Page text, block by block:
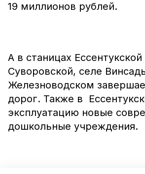
19 миллионов рублей.
А в станицах Ессентукской
Суворовской, селе
Железноводском
дорог. Также в
эксплуатацию новые
дошкольные учреждения.